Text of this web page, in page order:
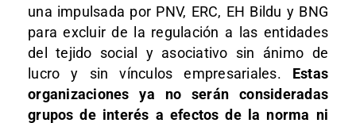
una impulsada por PNV, ERC, EH Bildu y BNG
para excluir de la regulación a las entidades
del tejido social y asociativo sin ánimo de
lucro y sin vínculos empresariales. Estas
organizaciones ya no serán consideradas
grupos de interés a efectos de la norma ni